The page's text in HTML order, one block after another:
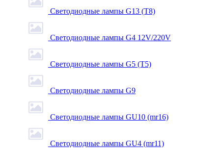
Светодиодные лампы G13 (T8)
Светодиодные лампы G4 12V/220V
Светодиодные лампы G5 (T5)
Светодиодные лампы G9
Светодиодные лампы GU10 (mr16)
Светодиодные лампы GU4 (mr11)